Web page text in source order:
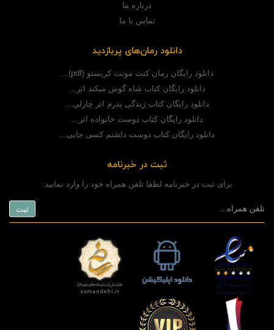
درباره ما
تماس با ما
دانلود رمان‌های پربازدید
دانلود رایگان رمان کنت مونت کریستو (pdf)...
دانلود رایگان کتاب شاه گوش میکند اثر...
دانلود رایگان کتاب زندگی پدرم اثر چارلی...
دانلود رایگان کتاب دوست خانواده اثر...
دانلود رایگان کتاب دوست داشتم کسی جایی...
ثبت در خبرنامه
برای ثبت در خبرنامه لطفا تلفن همراه خود را وارد نمایید: